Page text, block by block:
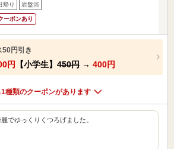
帰り 岩盤浴
ーポンあり
50円引き
円 【小学生】 450円 → 400円
種類のクーポンがあります
でゆっくりくつろげました。